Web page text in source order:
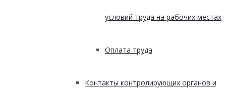
условий труда на рабочих местах
Оплата труда
Контакты контролирующих органов и